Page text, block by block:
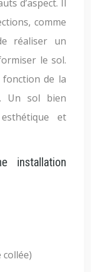
d’aspect. Il
comme
réaliser un
le sol.
de la
Un sol bien
et
installation